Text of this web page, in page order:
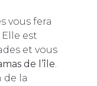
vous fera
est
et vous
de l’île.
de la